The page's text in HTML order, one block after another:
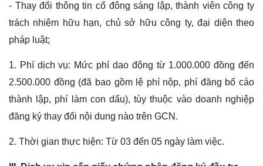
- Thay đổi thông tin cổ đông sáng lập, thành viên công ty
trách nhiệm hữu hạn, chủ sở hữu công ty, đại diện theo
pháp luật;
1. Phí dịch vụ: Mức phí dao động từ 1.000.000 đồng đến
2.500.000 đồng (đã bao gồm lệ phí nộp, phí đăng bố cáo
thành lập, phí làm con dấu), tùy thuộc vào doanh nghiệp
đăng ký thay đổi nội dung nào trên GCN.
2. Thời gian thực hiện: Từ 03 đến 05 ngày làm việc.